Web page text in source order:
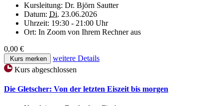
Kursleitung: Dr. Björn Sautter
Datum: Di. 23.06.2026
Uhrzeit: 19:30 - 21:00 Uhr
Ort: In Zoom von Ihrem Rechner aus
0,00 €
Kurs merken
weitere Details
Kurs abgeschlossen
Die Gletscher: Von der letzten Eiszeit bis morgen